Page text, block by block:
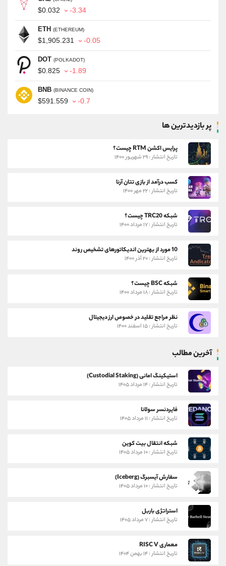
$0.032 -3.34
ETH (ETHEREUM)
$1,905.231 -0.05
DOT (POLKADOT)
$0.825 -1.89
BNB (BINANCE COIN)
$591.559 -0.7
پر بازدیدترین ها
پرایس اکشن RTM چیست؟
تاریخ انتشار : ۲۹ شهریور ۱۴۰۰
کسب درآمد از بازی تتان آرنا
تاریخ انتشار : ۲۲ مهر ۱۴۰۰
شبکه TRC20 چیست؟
تاریخ انتشار : ۱۷ مرداد ۱۴۰۰
10 مورد از بهترین اندیکاتورهای تشخیص روند
تاریخ انتشار : ۲۰ آذر ۱۴۰۰
شبکه BSC چیست؟
تاریخ انتشار : ۱۸ مرداد ۱۴۰۰
نظر مراجع تقلید در خصوص ارز دیجیتال
تاریخ انتشار : ۱۵ اسفند ۱۴۰۰
آخرین مطالب
استیکینگ امانی (Custodial Staking)
تاریخ انتشار : ۱۴ مرداد ۱۴۰۵
فایردنسر سولانا
تاریخ انتشار : ۱۱ مرداد ۱۴۰۵
شبکه انتقال بیت کوین
تاریخ انتشار : ۱۰ مرداد ۱۴۰۵
سفارش آیسبرگ (Iceberg)
تاریخ انتشار : ۱۰ مرداد ۱۴۰۵
استراتژی باربل
تاریخ انتشار : ۷ مرداد ۱۴۰۵
معماری RISC V
تاریخ انتشار : ۱۴ بهمن ۱۴۰۴